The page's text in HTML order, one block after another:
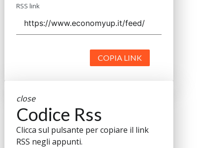
RSS link
COPIA LINK
close
Codice Rss
Clicca sul pulsante per copiare il link
RSS negli appunti.